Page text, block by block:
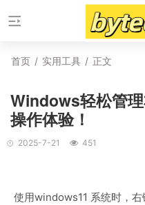
首页 / 实用工具 / 正文
Windows轻松管
操作体验！
2025-7-21 451
使用windows11 系统时，右